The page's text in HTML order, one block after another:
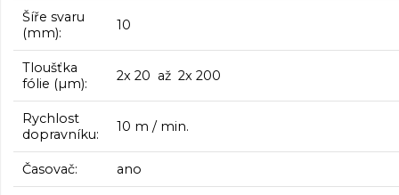
Šíře svaru
(mm):
10
Tloušťka
fólie (µm):
2x 20 až 2x 200
Rychlost
dopravníku:
10 m / min.
Časovač: ano